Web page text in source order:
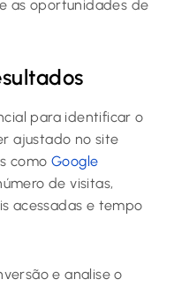
as oportunidades de
para identificar o
ajustado no site
como Google
de visitas,
acessadas e tempo
e analise o